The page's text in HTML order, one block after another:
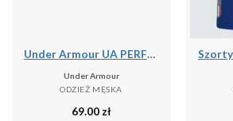
Under Armour UA PERFORMANCE COTTON 3PK NS Skarpetki unisex
Under Armour
ODZIEŻ MĘSKA
69.00 zł